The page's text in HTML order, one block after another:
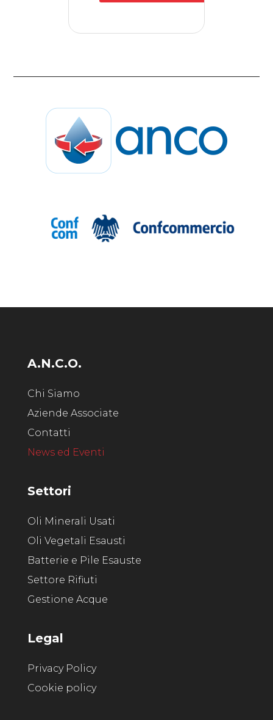
A.N.C.O.
Chi Siamo
Aziende Associate
Contatti
News ed Eventi
Settori
Oli Minerali Usati
Oli Vegetali Esausti
Batterie e Pile Esauste
Settore Rifiuti
Gestione Acque
Legal
Privacy Policy
Cookie policy